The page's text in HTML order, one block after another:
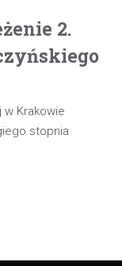
2.
Krakowie
stopnia